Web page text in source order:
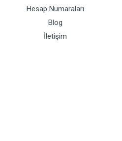
Hesap Numaraları
Blog
İletişim